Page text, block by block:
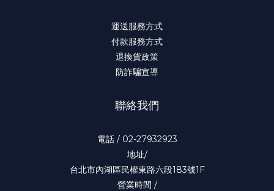
運送服務方式
付款服務方式
退換貨政策
防詐騙宣導
聯絡我們
電話 / 02-27932923
地址/
台北市內湖區民權東路六段183號1F
營業時間 /